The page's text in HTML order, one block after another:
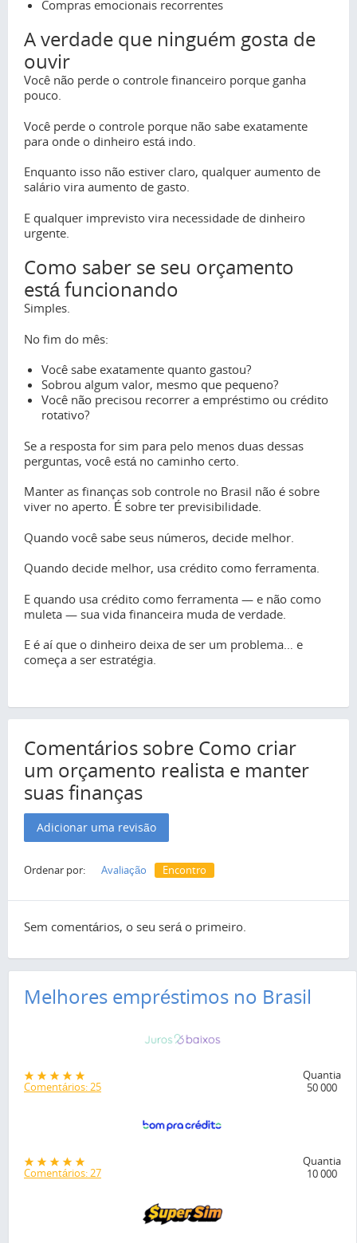
Compras emocionais recorrentes
A verdade que ninguém gosta de
ouvir
Você não perde o controle financeiro porque ganha
pouco.
Você perde o controle porque não sabe exatamente
para onde o dinheiro está indo.
Enquanto isso não estiver claro, qualquer aumento de
salário vira aumento de gasto.
E qualquer imprevisto vira necessidade de dinheiro
urgente.
Como saber se seu orçamento
está funcionando
Simples.
No fim do mês:
Você sabe exatamente quanto gastou?
Sobrou algum valor, mesmo que pequeno?
Você não precisou recorrer a empréstimo ou crédito
rotativo?
Se a resposta for sim para pelo menos duas dessas
perguntas, você está no caminho certo.
Manter as finanças sob controle no Brasil não é sobre
viver no aperto. É sobre ter previsibilidade.
Quando você sabe seus números, decide melhor.
Quando decide melhor, usa crédito como ferramenta.
E quando usa crédito como ferramenta — e não como
muleta — sua vida financeira muda de verdade.
E é aí que o dinheiro deixa de ser um problema… e
começa a ser estratégia.
Comentários sobre Como criar
um orçamento realista e manter
suas finanças
Adicionar uma revisão
Ordenar por: Avaliação Encontro
Sem comentários, o seu será o primeiro.
Melhores empréstimos no Brasil
Comentários: 25
Quantia
50 000
Comentários: 27
Quantia
10 000